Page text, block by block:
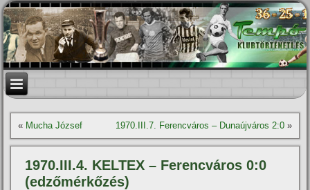
« Mucha József 1970.III.7. Ferencváros – Dunaújváros 2:0»
1970.III.4. KELTEX – Ferencváros 0:0
(edzőmérkőzés)